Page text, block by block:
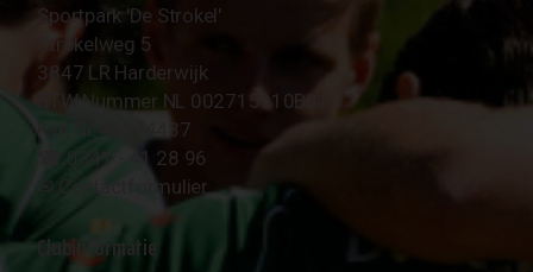
Sportpark 'De Strokel'
Strokelweg 5
3847 LR Harderwijk
BTW Nummer NL 002715910B01
KvK Nr 40094437
☎︎ 0341 - 41 28 96
✉︎ Contactformulier
Clubinformatie